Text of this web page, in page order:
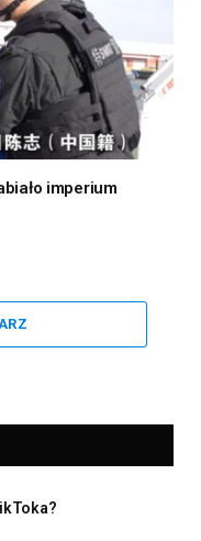
imperium